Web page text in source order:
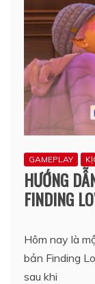
GAMEPLAY
HƯỚNG
FINDING
Hôm nay là
bản Finding
sau khi